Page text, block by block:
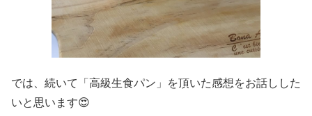
では、続いて「高級生食パン」を頂いた感想をお話しした
いと思います😍